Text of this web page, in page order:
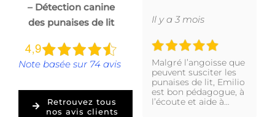
– Détection canine
des punaises de lit
Note basée sur 74 avis
Retrouvez tous
nos avis clients
Il y a 3 mois
Malgré l’angoisse que
peuvent susciter les
punaises de lit, Emilio
est bon pédagogue, à
l’écoute et aide à…